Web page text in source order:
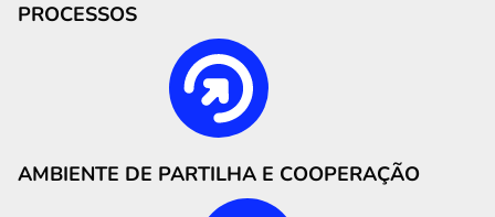
PROCESSOS
AMBIENTE DE PARTILHA E COOPERAÇÃO